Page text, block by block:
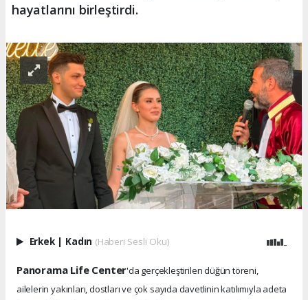
hayatlarını birleştirdi.
Erkek | Kadın (Haberi Sesli Oku)
Panorama Life Center'da gerçekleştirilen düğün töreni,
ailelerin yakınları, dostları ve çok sayıda davetlinin katılımıyla adeta